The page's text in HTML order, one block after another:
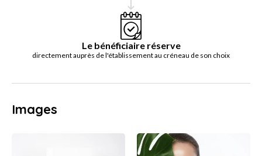
Le bénéficiaire réserve
directement auprès de l'établissement au créneau de son choix
Images